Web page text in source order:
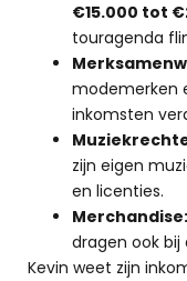
€15.000 tot
touragenda
modemerken
inkomsten
zijn eigen
en licenties.
Merchandise:
dragen ook bij
Kevin weet zijn